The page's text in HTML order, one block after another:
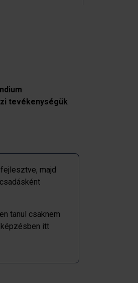
tevékenységük
majd
tanul csaknem
képzésben itt